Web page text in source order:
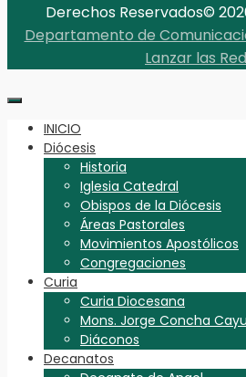
Derechos Reservados©
Departamento de
Lanzar las
INICIO
Diócesis
Historia
Iglesia Catedral
Obispos de la Diócesis
Áreas Pastorales
Movimientos Apostólicos
Congregaciones
Curia
Curia Diocesana
Mons. Jorge Concha
Diáconos
Decanatos